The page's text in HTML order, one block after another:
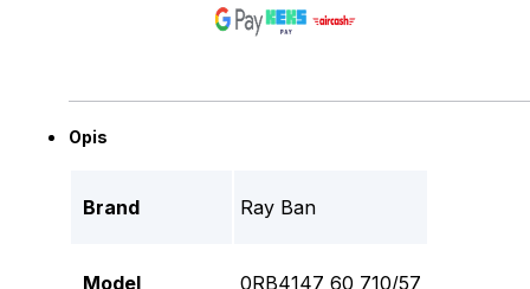
Opis
Brand Ray Ban
Model 0RB4147 60 710/57